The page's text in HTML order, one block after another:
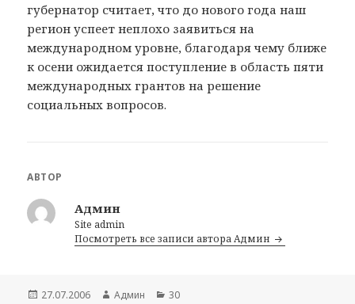
губернатор считает, что до нового года наш
регион успеет неплохо заявиться на
международном уровне, благодаря чему ближе
к осени ожидается поступление в область пяти
международных грантов на решение
социальных вопросов.
АВТОР
Админ
Site admin
Посмотреть все записи автора Админ
Опубликовано
27.07.2006 Автор
Админ Рубрики
30